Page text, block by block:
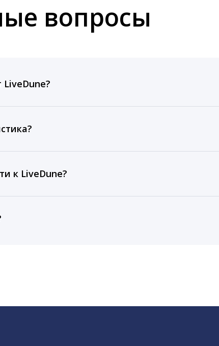
вопросы
и присылаем автоматические отчеты с
Бизнес отображаются сведения за 3 года, а
к LiveDune?